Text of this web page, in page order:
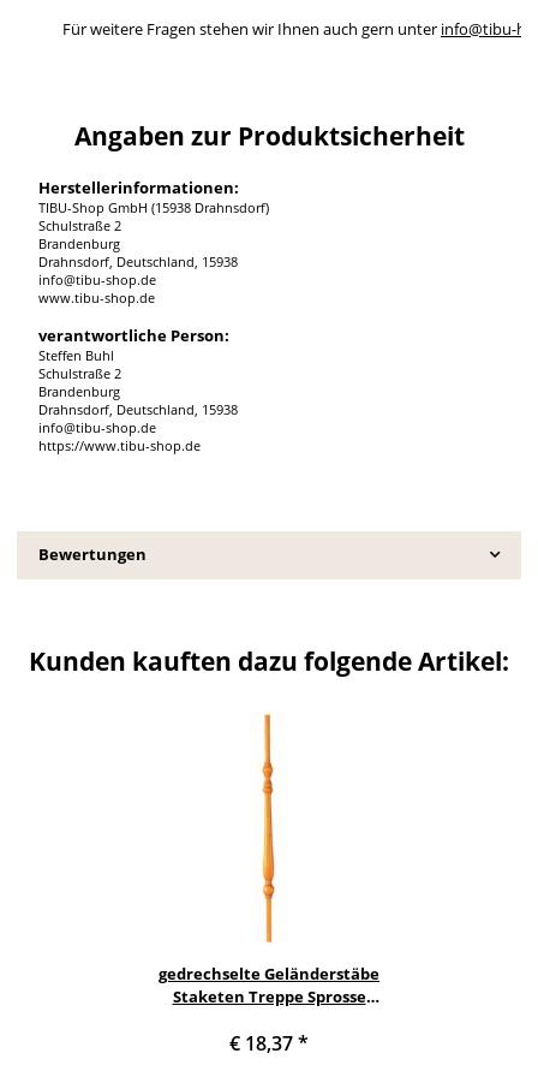
Für weitere Fragen stehen wir Ihnen auch gern unter info@tibu-
Angaben zur Produktsicherheit
Herstellerinformationen:
TIBU-Shop GmbH (15938 Drahnsdorf)
Schulstraße 2
Brandenburg
Drahnsdorf, Deutschland, 15938
info@tibu-shop.de
www.tibu-shop.de
verantwortliche Person:
Steffen Buhl
Schulstraße 2
Brandenburg
Drahnsdorf, Deutschland, 15938
info@tibu-shop.de
https://www.tibu-shop.de
Bewertungen
Kunden kauften dazu folgende Artikel:
gedrechselte Geländerstäbe
Staketen Treppe Sprosse
Treppenstab Buche
€ 18,37*